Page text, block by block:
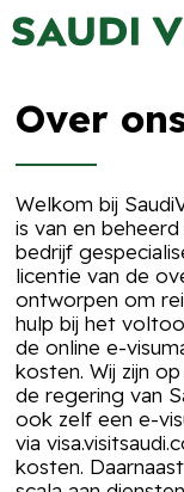
Over ons
Over
Welkom bij
is van en
bedrijf
licentie van de
ontworpen om
hulp bij het
de online e-
kosten. Wij zijn
de regering van
ook zelf een e-
via
kosten.